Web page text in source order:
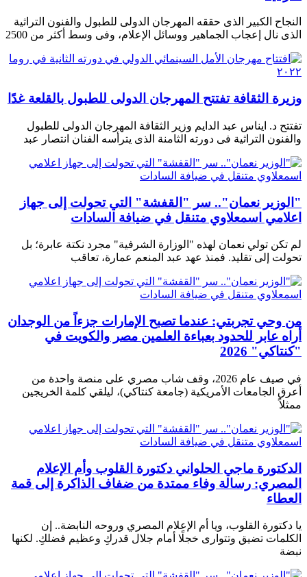
النجاح الكبير الذى حققه المهرجان الدولى للطبول والفنون التراثية
الذى نال إعجاب الجماهير ووسائل الإعلام، وفى وسط أكثر من 2500
وزيرة الثقافة تفتتح المهرجان الدولى للطبول بالقلعة غدًا
تفتتح د. ايناس عبد الدايم وزير الثقافة المهرجان الدولى للطبول
والفنون التراثية فى دورته الثامنة الذى يترأسه الفنان انتصار عبد
"الوزير نعمان".. سر "القفشة" التي تحولت إلى جهاز
اعلامي اسمعلاوي متنقل في ضيافة السادات
لم تكن تولي نعمان لهذه "الوزارة الشرفية" مجرد نكتة عابرة؛ بل
تحولت إلى تقليد. فمنذ عهد عبد المنعم عمارة، تعاقب
من وحي تجربتي: عندما تصبح الإمارات جزءاً من الوجدان
أراه عابر للحدود بعباءة العلمين مصر والكويت في
"كنتاكي" 2026
في صيف عام 2026، وقف شاب مصري على منصة واحدة من
أعرق الجامعات الأمريكية (جامعة كنتاكي)، ليلقي كلمة الخريجين
ممثلاً
الدكتورة ماجي الحلواني دكتورة القلوب وأم الإعلام
المصري: رسالة وفاء ممتدة من ضفاف الذاكرة إلى قمة
العطاء
يا دكتورة القلوب، ويا أم الإعلام المصري وروحه النابضة.. إن
الكلمات تضيق وتتوارى خجلًا أمام جلال قدركِ وعظيم فضلكِ. لكنها
نبضة